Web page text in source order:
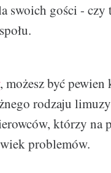
swoich gości -
, możesz być
rodzaju
którzy na
problemów.